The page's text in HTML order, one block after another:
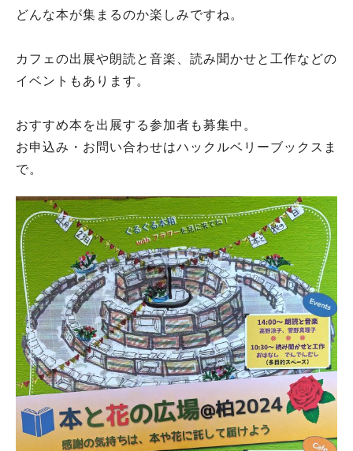
どんな本が集まるのか楽しみですね。
カフェの出展や朗読と音楽、読み聞かせと工作などの
イベントもあります。
おすすめ本を出展する参加者も募集中。
お申込み・お問い合わせはハックルベリーブックスま
で。